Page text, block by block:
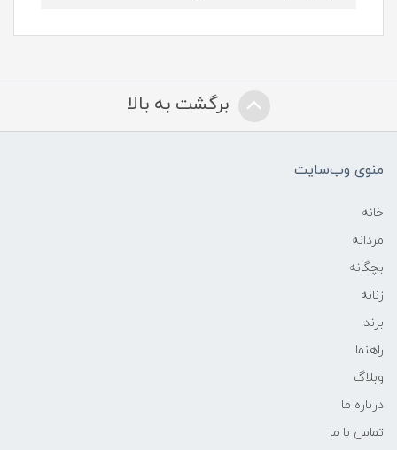
برگشت به بالا
منوی وب‌سایت
خانه
مردانه
بچگانه
زنانه
برند
راهنما
وبلاگ
درباره ما
تماس با ما